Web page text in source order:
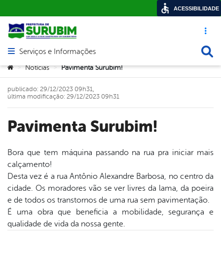
Acesso
Abrir menu principal de navegação
Serviços e Informações
Você está aqui:
> Notícias > Pavimenta Surubim!
Pavimenta Surubim!
publicado: 29/12/2023 09h31,
última modificação: 29/12/2023 09h31
Bora que tem máquina passando na rua pra iniciar mais
calçamento!
Desta vez é a rua Antônio Alexandre Barbosa, no centro da
cidade. Os moradores vão se ver livres da lama, da poeira
e de todos os transtornos de uma rua sem pavimentação.
É uma obra que beneficia a mobilidade, segurança e
qualidade de vida da nossa gente.
ACESSIBILIDADE